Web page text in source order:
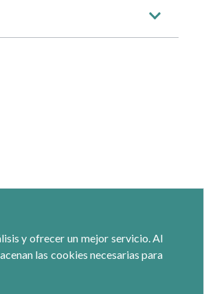
y ofrecer un mejor servicio. Al
las cookies necesarias para